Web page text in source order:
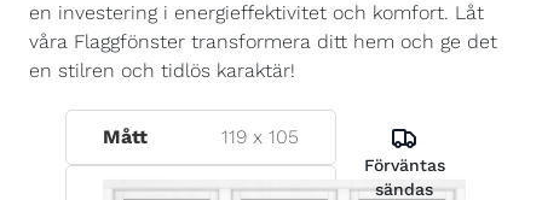
en investering i energieffektivitet och komfort. Låt
våra Flaggfönster transformera ditt hem och ge det
en stilren och tidlös karaktär!
Mått 119 x105
Förväntas
sändas